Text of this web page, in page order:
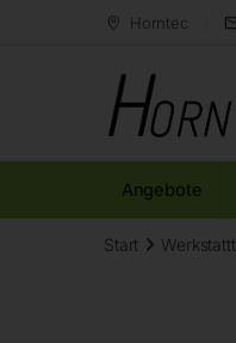
Horntec
Angebote
Start